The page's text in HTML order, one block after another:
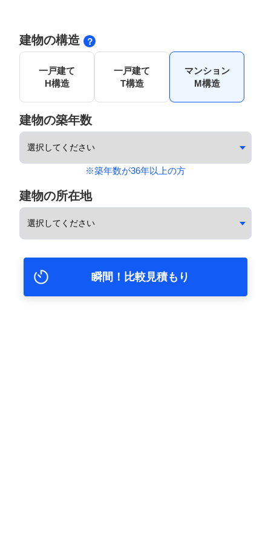
建物の構造
一戸建て
H構造
一戸建て
T構造
マンション
M構造
建物の築年数
※築年数が36年以上の方
建物の所在地
瞬間！比較見積もり